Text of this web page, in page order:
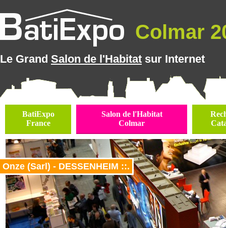
Colmar
Le Grand Salon de l'Habitat sur Internet
BatiExpo
France
Salon de l'Habitat
Colmar
Onze (Sarl) - DESSENHEIM ::.